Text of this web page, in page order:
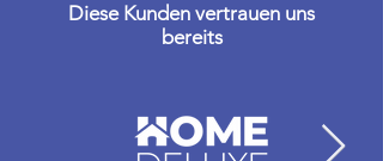
Diese Kunden vertrauen uns
bereits